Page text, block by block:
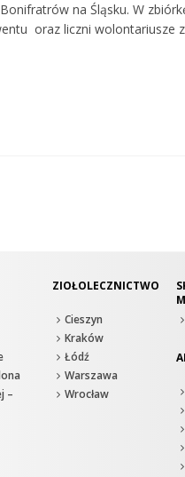
na Śląsku. W
oraz liczni wolontariusze
–
ZIOŁOLECZNICTWO
Cieszyn
Kraków
Łódź
Warszawa
Wrocław